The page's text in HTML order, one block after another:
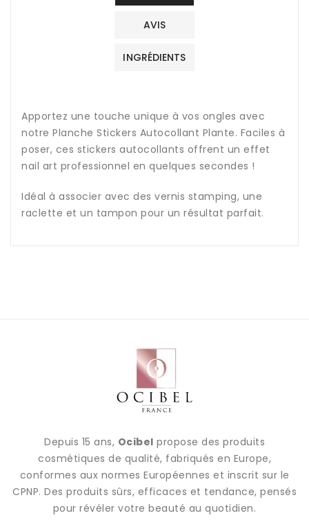
AVIS
INGRÉDIENTS
Apportez une touche unique à vos ongles avec
notre Planche Stickers Autocollant Plante. Faciles à
poser, ces stickers autocollants offrent un effet
nail art professionnel en quelques secondes !
Idéal à associer avec des vernis stamping, une
raclette et un tampon pour un résultat parfait.
Depuis 15 ans, Ocibel propose des produits
cosmétiques de qualité, fabriqués en Europe,
conformes aux normes Européennes et inscrit sur le
CPNP. Des produits sûrs, efficaces et tendance, pensés
pour révéler votre beauté au quotidien.